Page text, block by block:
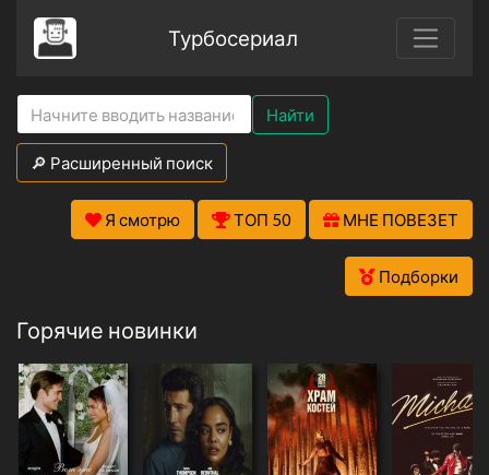
Турбосериал
Найти
🔎 Расширенный поиск
Я смотрю ТОП 50 МНЕ ПОВЕЗЕТ
Подборки
Горячие новинки